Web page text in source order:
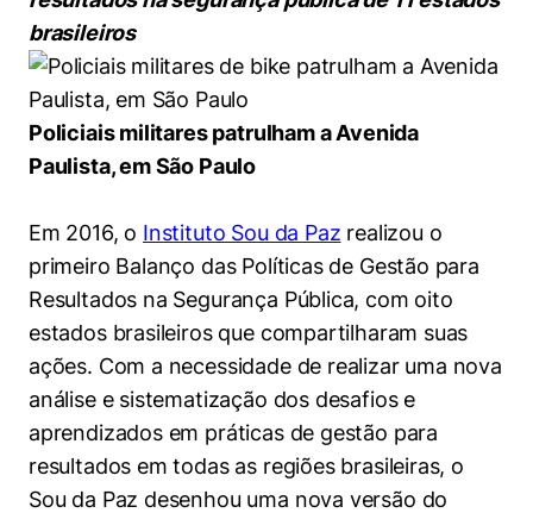
Todas as Engenharias
Engenharia de Computação
Engenharia de Produção
Engenharia Mecatrônica
Economia
Finanças
Negócios
Políticas Públicas
Oportunidade de Negócios
Pesquisa na Graduação
Seminários Acadêmicos
Comitê de Ética em Pesquisa
Instagram
Linkedin
Ensino e aprendizagem
Visite o Insper
Canal de Ética
Ouvidoria
Portal da Privacidade
brasileiros
Policiais militares patrulham a Avenida
Paulista, em São Paulo
Em 2016, o Instituto Sou da Paz realizou o
primeiro Balanço das Políticas de Gestão para
Resultados na Segurança Pública, com oito
estados brasileiros que compartilharam suas
ações. Com a necessidade de realizar uma nova
análise e sistematização dos desafios e
aprendizados em práticas de gestão para
resultados em todas as regiões brasileiras, o
Sou da Paz desenhou uma nova versão do